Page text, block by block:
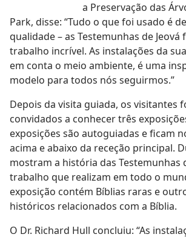
a Preservação das
Park, disse: “Tudo o que foi usado é
qualidade – as Testemunhas de Jeová
trabalho incrível. As instalações da
em conta o meio ambiente, é uma
modelo para todos nós seguirmos.”
Depois da visita guiada, os visitantes
convidados a conhecer três
exposições são autoguiadas e ficam
acima e abaixo da receção principal.
mostram a história das Testemunhas
trabalho que realizam em todo o
exposição contém Bíblias raras e
históricos relacionados com a Bíblia.
O Dr. Richard Hull concluiu: “As